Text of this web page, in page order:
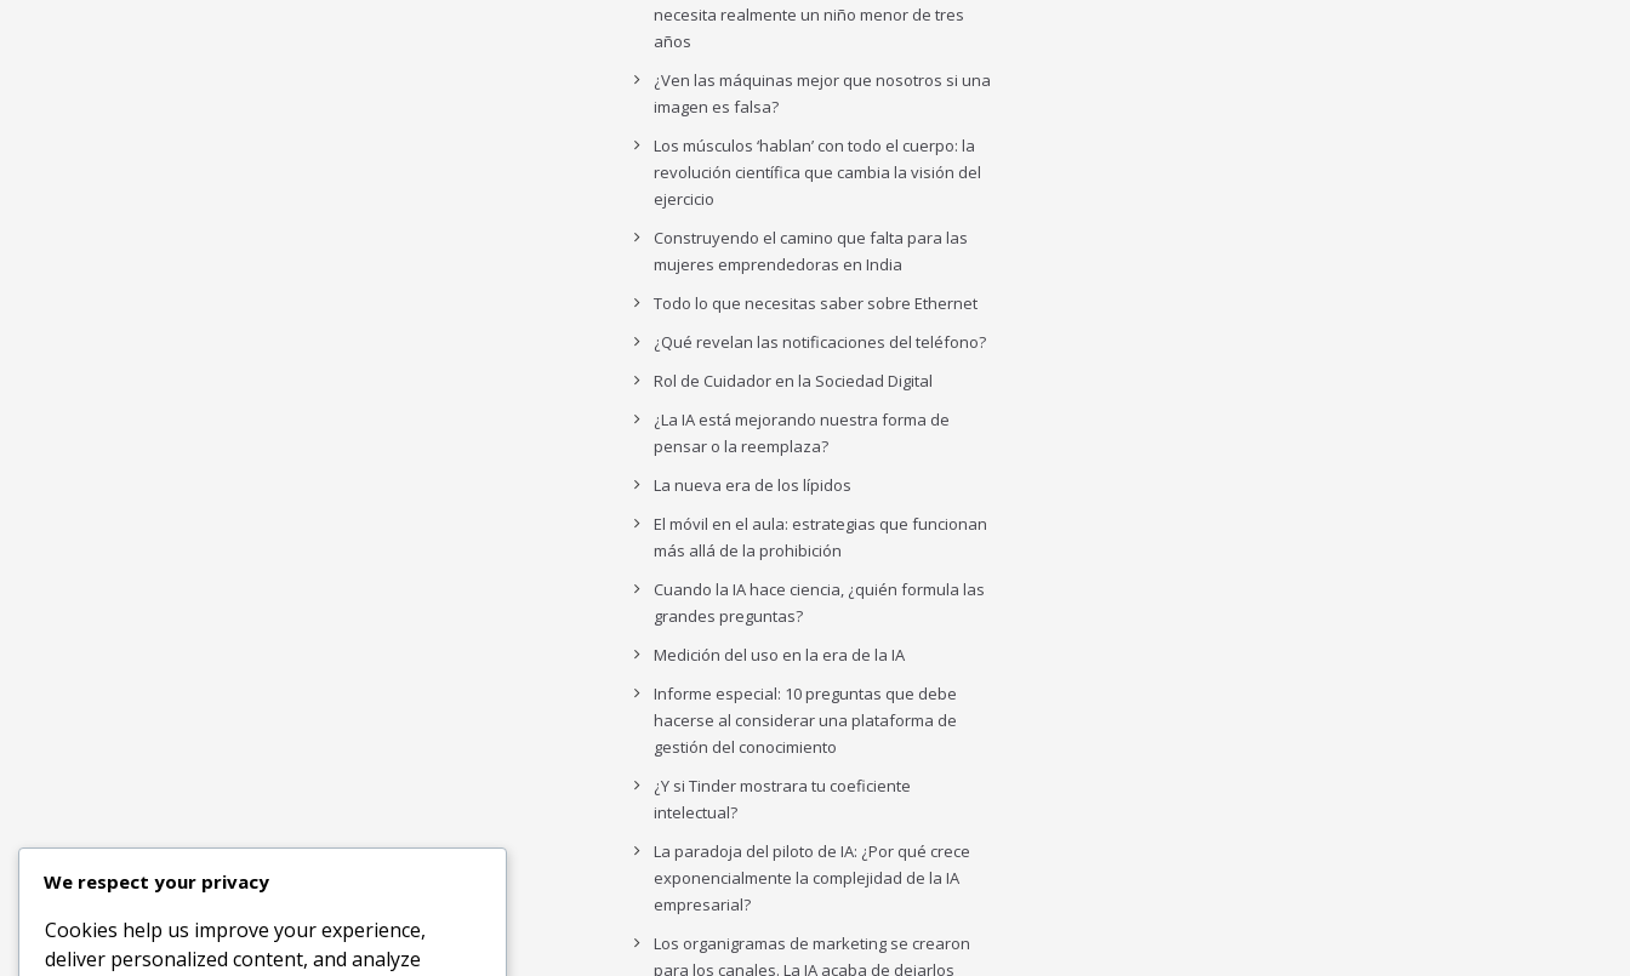
necesita realmente un niño menor de tres
años
¿Ven las máquinas mejor que nosotros si una
imagen es falsa?
Los músculos ‘hablan’ con todo el cuerpo: la
revolución científica que cambia la visión del
ejercicio
Construyendo el camino que falta para las
mujeres emprendedoras en India
Todo lo que necesitas saber sobre Ethernet
¿Qué revelan las notificaciones del teléfono?
Rol de Cuidador en la Sociedad Digital
¿La IA está mejorando nuestra forma de
pensar o la reemplaza?
La nueva era de los lípidos
El móvil en el aula: estrategias que funcionan
más allá de la prohibición
Cuando la IA hace ciencia, ¿quién formula las
grandes preguntas?
Medición del uso en la era de la IA
Informe especial: 10 preguntas que debe
hacerse al considerar una plataforma de
gestión del conocimiento
¿Y si Tinder mostrara tu coeficiente
intelectual?
La paradoja del piloto de IA: ¿Por qué crece
exponencialmente la complejidad de la IA
empresarial?
Los organigramas de marketing se crearon
para los canales. La IA acaba de dejarlos
We respect your privacy
Cookies help us improve your experience,
deliver personalized content, and analyze